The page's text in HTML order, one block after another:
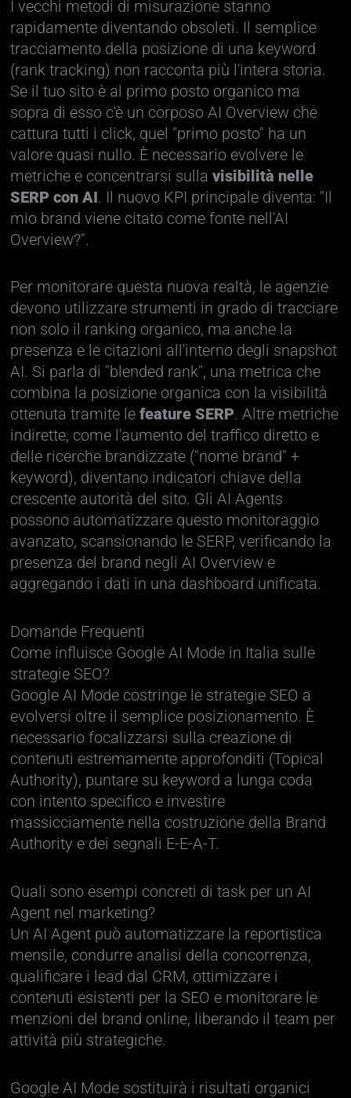
I vecchi metodi di misurazione stanno
rapidamente diventando obsoleti. Il semplice
tracciamento della posizione di una keyword
(rank tracking) non racconta più l'intera storia.
Se il tuo sito è al primo posto organico ma
sopra di esso c'è un corposo AI Overview che
cattura tutti i click, quel "primo posto" ha un
valore quasi nullo. È necessario evolvere le
metriche e concentrarsi sullavisibilità nelle
SERP con AI. Il nuovo KPI principale diventa: "Il
mio brand viene citato come fonte nell'AI
Overview?".
Per monitorare questa nuova realtà, le agenzie
devono utilizzare strumenti in grado di tracciare
non solo il ranking organico, ma anche la
presenza e le citazioni all'interno degli snapshot
AI. Si parla di "blended rank", una metrica che
combina la posizione organica con la visibilità
ottenuta tramite lefeature SERP. Altre metriche
indirette, come l'aumento del traffico diretto e
delle ricerche brandizzate ("nome brand" +
keyword), diventano indicatori chiave della
crescente autorità del sito. Gli AI Agents
possono automatizzare questo monitoraggio
avanzato, scansionando le SERP, verificando la
presenza del brand negli AI Overview e
aggregando i dati in una dashboard unificata.
Domande Frequenti
Come influisce Google AI Mode in Italia sulle
strategie SEO?
Google AI Mode costringe le strategie SEO a
evolversi oltre il semplice posizionamento. È
necessario focalizzarsi sulla creazione di
contenuti estremamente approfonditi (Topical
Authority), puntare su keyword a lunga coda
con intento specifico e investire
massicciamente nella costruzione della Brand
Authority e dei segnali E-E-A-T.
Quali sono esempi concreti di task per un AI
Agent nel marketing?
Un AI Agent può automatizzare la reportistica
mensile, condurre analisi della concorrenza,
qualificare i lead dal CRM, ottimizzare i
contenuti esistenti per la SEO e monitorare le
menzioni del brand online, liberando il team per
attività più strategiche.
Google AI Mode sostituirà i risultati organici